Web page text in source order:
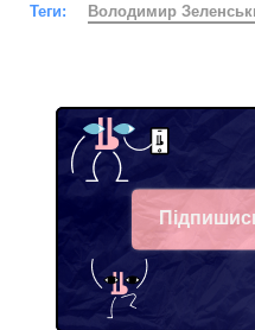
Теги: Володимир
Facebook